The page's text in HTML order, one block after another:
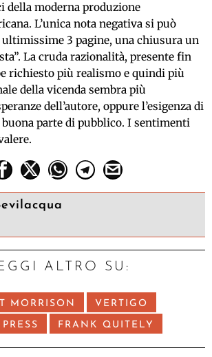
della moderna produzione
L’unica nota negativa si può
3 pagine, una chiusura un
La cruda razionalità, presente fin
richiesto più realismo e quindi più
della vicenda sembra più
dell’autore, oppure l’esigenza di
parte di pubblico. I sentimenti
ALTRO SU:
MORRISON VERTIGO
FRANK QUITELY